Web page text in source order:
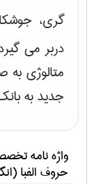
گری،
دربر می
متالوژی
جدید به
واژه نامه
حروف الفبا